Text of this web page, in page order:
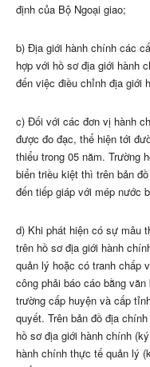
định của Bộ Ngoại giao;
b) Địa giới hành chính các
hợp với hồ sơ địa giới hành
đến việc điều chỉnh địa giới
c) Đối với các đơn vị hành
được đo đạc, thể hiện tới
thiểu trong 05 năm. Trường
biển triều kiệt thì trên bản
đến tiếp giáp với mép nước
d) Khi phát hiện có sự mâu
trên hồ sơ địa giới hành
quản lý hoặc có tranh chấp
công phải báo cáo bằng
trường cấp huyện và cấp
quyết. Trên bản đồ địa
hồ sơ địa giới hành chính
hành chính thực tế quản lý